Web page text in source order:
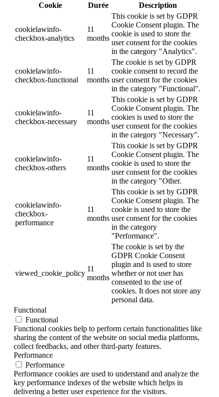
Cookie
Durée Description
cookielawinfo-
checkbox-analytics
11
months
This cookie is set by GDPR
Cookie Consent plugin. The
cookie is used to store the
user consent for the cookies
in the category "Analytics".
cookielawinfo-
checkbox-functional
11
months
The cookie is set by GDPR
cookie consent to record the
user consent for the cookies
in the category "Functional".
cookielawinfo-
checkbox-necessary
11
months
This cookie is set by GDPR
Cookie Consent plugin. The
cookies is used to store the
user consent for the cookies
in the category "Necessary".
cookielawinfo-
checkbox-others
11
months
This cookie is set by GDPR
Cookie Consent plugin. The
cookie is used to store the
user consent for the cookies
in the category "Other.
cookielawinfo-
checkbox-
performance
11
months
This cookie is set by GDPR
Cookie Consent plugin. The
cookie is used to store the
user consent for the cookies
in the category
"Performance".
viewed_cookie_policy
11
months
The cookie is set by the
GDPR Cookie Consent
plugin and is used to store
whether or not user has
consented to the use of
cookies. It does not store any
personal data.
Functional
Functional
Functional cookies help to perform certain functionalities like
sharing the content of the website on social media platforms,
collect feedbacks, and other third-party features.
Performance
Performance
Performance cookies are used to understand and analyze the
key performance indexes of the website which helps in
delivering a better user experience for the visitors.